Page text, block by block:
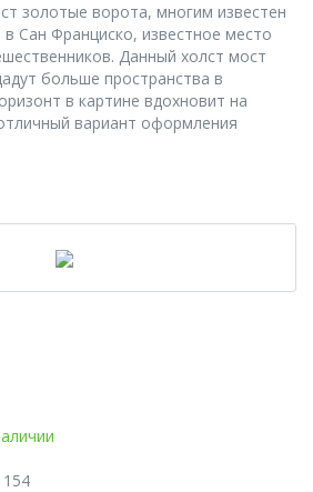
золотые ворота, многим известен
Сан Франциско, известное место
Данный холст мост
больше пространства в
в картине вдохновит на
вариант оформления